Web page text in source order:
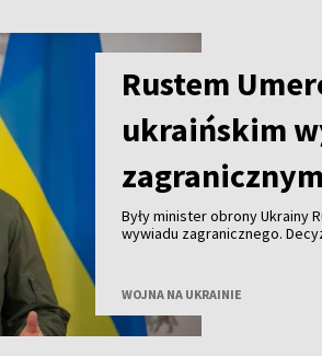
Rustem
ukraińskim
zagranicznym
Były minister obrony Ukrainy
wywiadu zagranicznego.
WOJNA NA UKRAINIE